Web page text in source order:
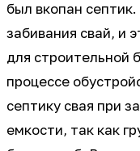
был вкопан
забивания свай, и
для строительной
процессе
септику свая при
емкости, так как